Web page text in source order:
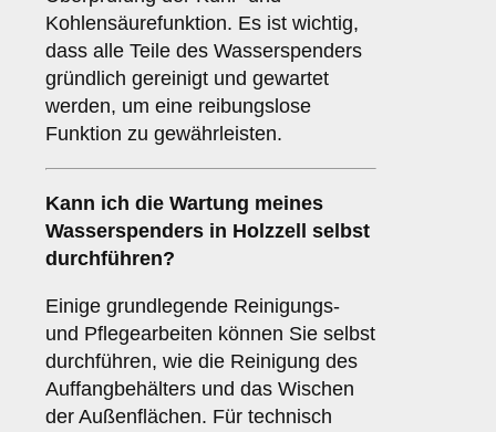
Kohlensäurefunktion. Es ist wichtig,
dass alle Teile des Wasserspenders
gründlich gereinigt und gewartet
werden, um eine reibungslose
Funktion zu gewährleisten.
Kann ich die Wartung meines
Wasserspenders in Holzzell selbst
durchführen?
Einige grundlegende Reinigungs-
und Pflegearbeiten können Sie selbst
durchführen, wie die Reinigung des
Auffangbehälters und das Wischen
der Außenflächen. Für technisch